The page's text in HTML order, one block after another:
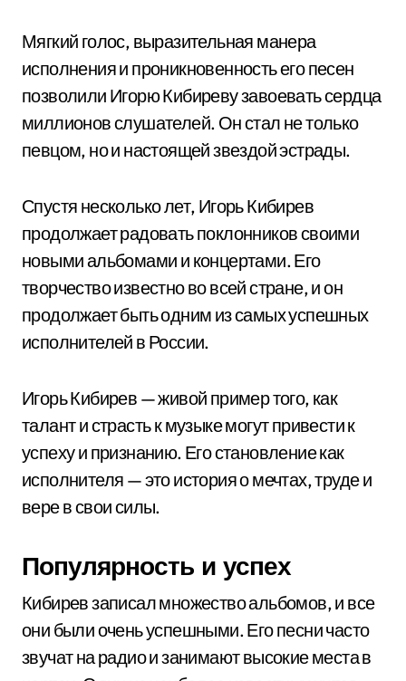
Мягкий голос, выразительная манера
исполнения и проникновенность его песен
позволили Игорю Кибиреву завоевать сердца
миллионов слушателей. Он стал не только
певцом, но и настоящей звездой эстрады.
Спустя несколько лет, Игорь Кибирев
продолжает радовать поклонников своими
новыми альбомами и концертами. Его
творчество известно во всей стране, и он
продолжает быть одним из самых успешных
исполнителей в России.
Игорь Кибирев — живой пример того, как
талант и страсть к музыке могут привести к
успеху и признанию. Его становление как
исполнителя — это история о мечтах, труде и
вере в свои силы.
Популярность и успех
Кибирев записал множество альбомов, и все
они были очень успешными. Его песни часто
звучат на радио и занимают высокие места в